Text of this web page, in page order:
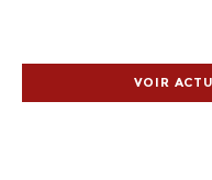
VOIR